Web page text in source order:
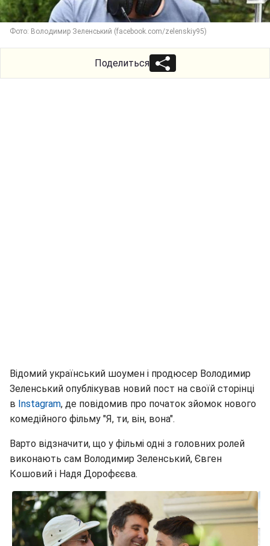
Фото: Володимир Зеленський (facebook.com/zelenskiy95)
Поделиться
Відомий український шоумен і продюсер Володимир
Зеленський опублікував новий пост на своїй сторінці
в Instagram, де повідомив про початок зйомок нового
комедійного фільму "Я, ти, він, вона".
Варто відзначити, що у фільмі одні з головних ролей
виконають сам Володимир Зеленський, Євген
Кошовий і Надя Дорофєєва.